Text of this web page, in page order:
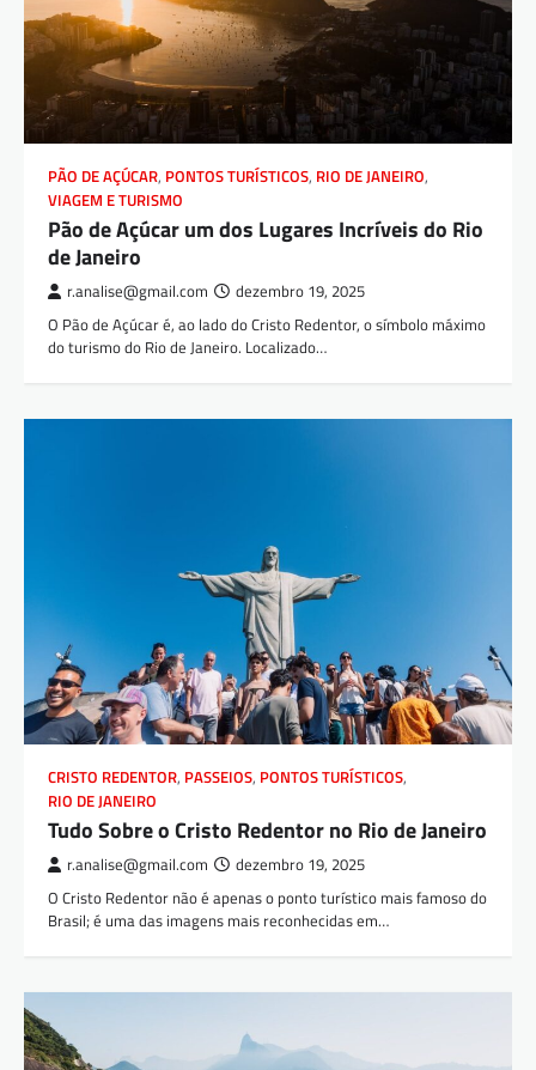
PÃO DE AÇÚCAR, PONTOS TURÍSTICOS, RIO DE JANEIRO,
VIAGEM E TURISMO
Pão de Açúcar um dos Lugares Incríveis do Rio
de Janeiro
r.analise@gmail.com dezembro 19, 2025
O Pão de Açúcar é, ao lado do Cristo Redentor, o símbolo máximo
do turismo do Rio de Janeiro. Localizado…
CRISTO REDENTOR, PASSEIOS, PONTOS TURÍSTICOS,
RIO DE JANEIRO
Tudo Sobre o Cristo Redentor no Rio de Janeiro
r.analise@gmail.com dezembro 19, 2025
O Cristo Redentor não é apenas o ponto turístico mais famoso do
Brasil; é uma das imagens mais reconhecidas em…